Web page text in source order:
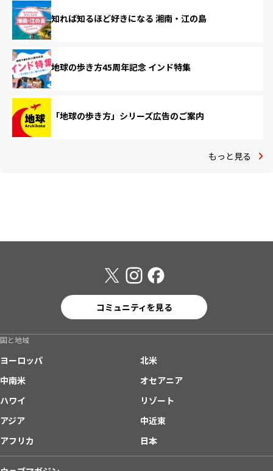
知れば知るほど好きになる 湘南・江の島
地球の歩き方45周年記念 インド特集
「地球の歩き方」シリーズ広告のご案内
もっと見る
コミュニティを見る
国と地域
ヨーロッパ
北米
中南米
オセアニア
ハワイ
リゾート
アジア
中近東
アフリカ
日本